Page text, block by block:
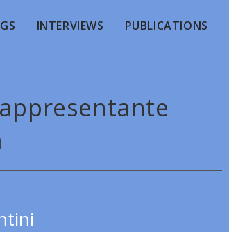
INTERVIEWS PUBLICATIONS